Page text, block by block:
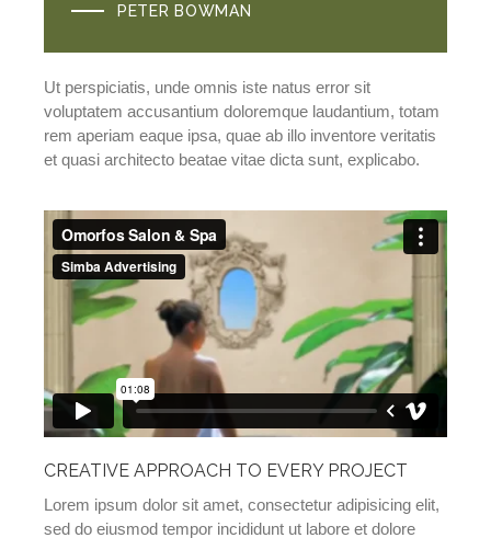
PETER BOWMAN
Ut perspiciatis, unde omnis iste natus error sit
voluptatem accusantium doloremque laudantium, totam
rem aperiam eaque ipsa, quae ab illo inventore veritatis
et quasi architecto beatae vitae dicta sunt, explicabo.
CREATIVE APPROACH TO EVERY PROJECT
Lorem ipsum dolor sit amet, consectetur adipisicing elit,
sed do eiusmod tempor incididunt ut labore et dolore